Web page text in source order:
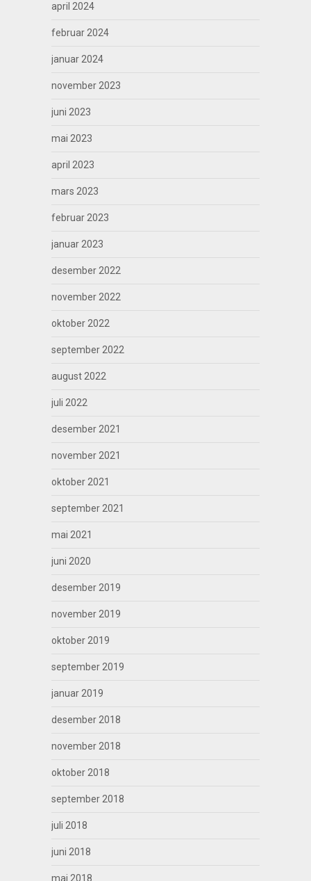
april 2024
februar 2024
januar 2024
november 2023
juni 2023
mai 2023
april 2023
mars 2023
februar 2023
januar 2023
desember 2022
november 2022
oktober 2022
september 2022
august 2022
juli 2022
desember 2021
november 2021
oktober 2021
september 2021
mai 2021
juni 2020
desember 2019
november 2019
oktober 2019
september 2019
januar 2019
desember 2018
november 2018
oktober 2018
september 2018
juli 2018
juni 2018
mai 2018